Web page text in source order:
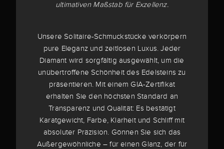
ultimativen Maßstab für Exzellenz.
Unsere Solitaire-Schmuckstücke verkörpern
pure Eleganz und zeitlosen Luxus. Jeder
Diamant wird sorgfältig ausgewählt, um die
unübertroffene Schönheit des Edelsteins zu
präsentieren. Mit einem GIA-Zertifikat
erhalten Sie den höchsten Standard an
Transparenz und Qualität: Es bestätigt
Karatgewicht, Farbe, Klarheit und Schliff mit
absoluter Präzision. Gönnen Sie sich das
Außergewöhnliche – für einen Glanz, der für